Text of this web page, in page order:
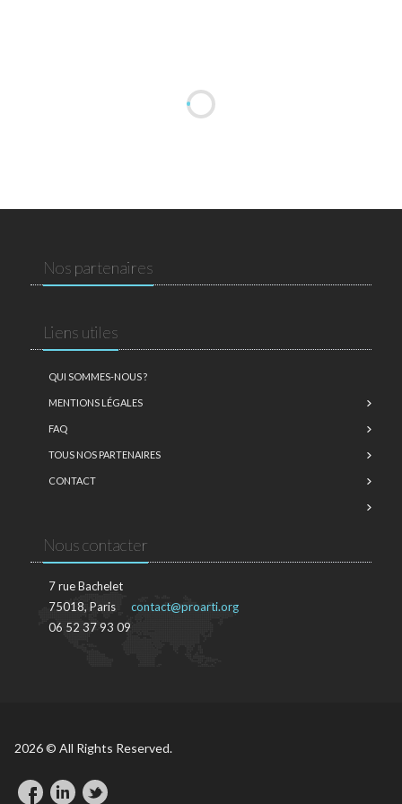
Nos partenaires
Liens utiles
QUI SOMMES-NOUS ?
MENTIONS LÉGALES
FAQ
TOUS NOS PARTENAIRES
CONTACT
Nous contacter
7 rue Bachelet
75018, Paris
06 52 37 93 09
contact@proarti.org
2026 © All Rights Reserved.